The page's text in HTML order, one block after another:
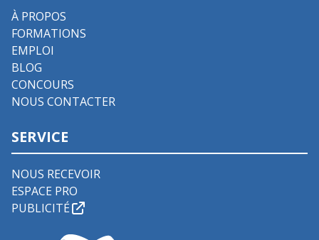
À PROPOS
FORMATIONS
EMPLOI
BLOG
CONCOURS
NOUS CONTACTER
SERVICE
NOUS RECEVOIR
ESPACE PRO
PUBLICITÉ